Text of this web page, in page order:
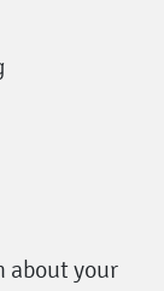
about your